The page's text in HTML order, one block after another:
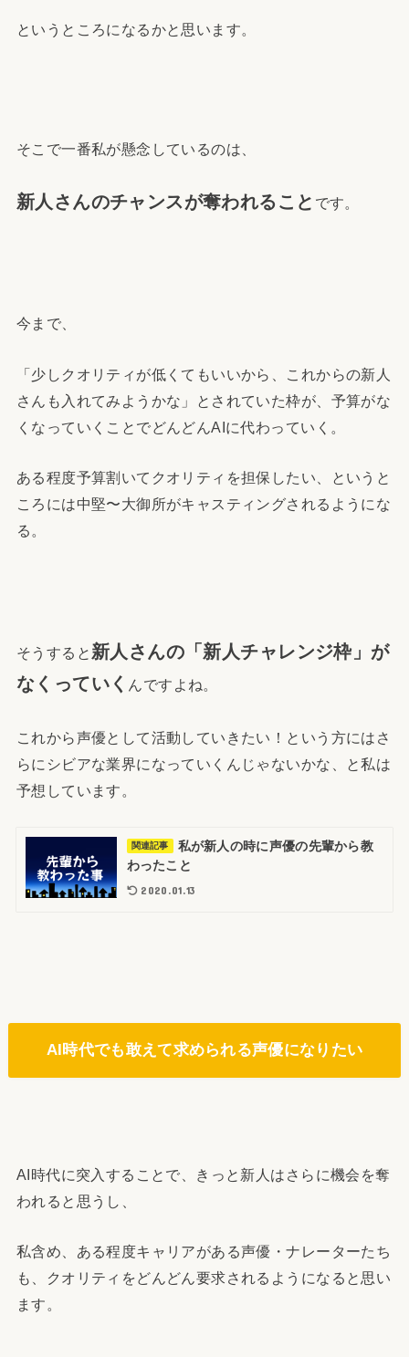
というところになるかと思います。
そこで一番私が懸念しているのは、
新人さんのチャンスが奪われること です。
今まで、
「少しクオリティが低くてもいいから、これからの新人
さんも入れてみようかな」とされていた枠が、予算がな
くなっていくことでどんどんAIに代わっていく。
ある程度予算割いてクオリティを担保したい、というと
ころには中堅〜大御所がキャスティングされるようにな
る。
そうすると新人さんの「新人チャレンジ枠」が
なくっていく んですよね。
これから声優として活動していきたい！という方にはさ
らにシビアな業界になっていくんじゃないかな、と私は
予想しています。
関連記事
私が新人の時に声優の先輩から教
わったこと
2020.01.13
AI時代でも敢えて求められる声優になりたい
AI時代に突入することで、きっと新人はさらに機会を奪
われると思うし、
私含め、ある程度キャリアがある声優・ナレーターたち
も、クオリティをどんどん要求されるようになると思い
ます。